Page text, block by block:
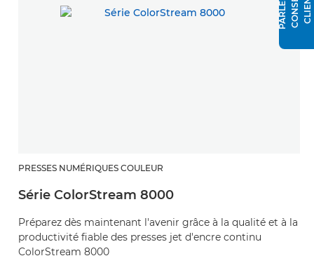
PRESSES NUMÉRIQUES COULEUR
Série ColorStream 8000
Préparez dès maintenant l'avenir grâce à la qualité et à la
productivité fiable des presses jet d'encre continu
ColorStream 8000